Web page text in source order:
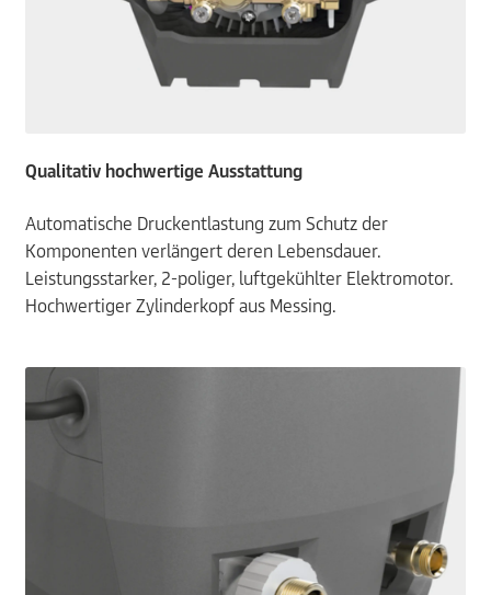
Qualitativ hochwertige Ausstattung
Automatische Druckentlastung zum Schutz der
Komponenten verlängert deren Lebensdauer.
Leistungsstarker, 2-poliger, luftgekühlter Elektromotor.
Hochwertiger Zylinderkopf aus Messing.